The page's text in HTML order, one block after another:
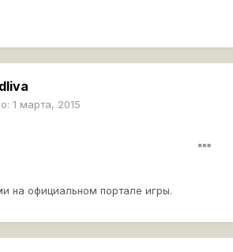
1 марта, 2015
на официальном портале игры.